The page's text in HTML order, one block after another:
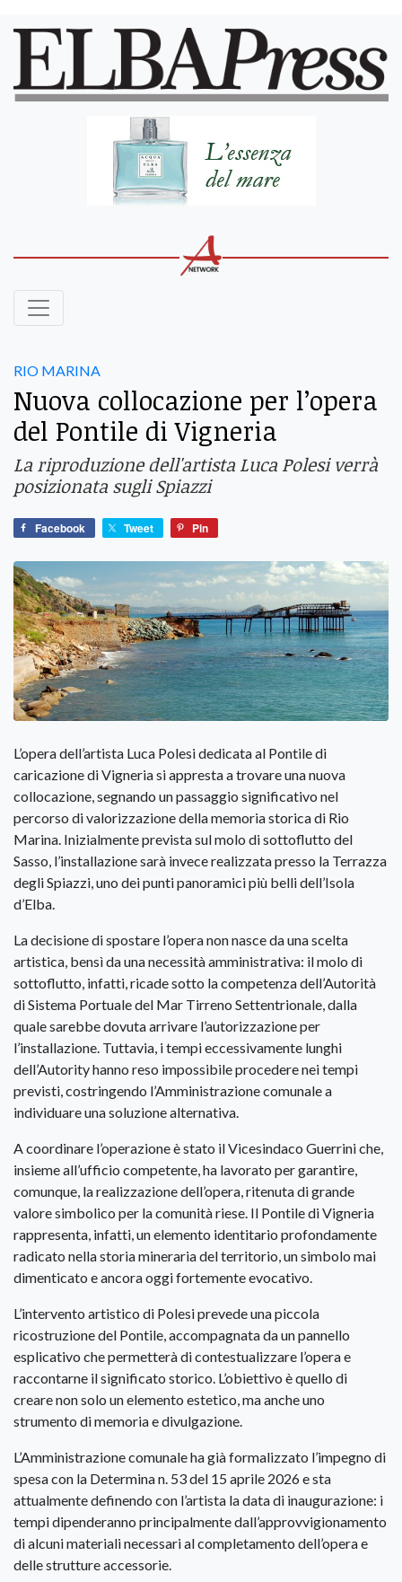
RIO MARINA
Nuova collocazione per l’opera
del Pontile di Vigneria
La riproduzione dell'artista Luca Polesi verrà
posizionata sugli Spiazzi
Facebook Tweet Pin
L’opera dell’artista Luca Polesi dedicata al Pontile di
caricazione di Vigneria si appresta a trovare una nuova
collocazione, segnando un passaggio significativo nel
percorso di valorizzazione della memoria storica di Rio
Marina. Inizialmente prevista sul molo di sottoflutto del
Sasso, l’installazione sarà invece realizzata presso la Terrazza
degli Spiazzi, uno dei punti panoramici più belli dell’Isola
d’Elba.
La decisione di spostare l’opera non nasce da una scelta
artistica, bensì da una necessità amministrativa: il molo di
sottoflutto, infatti, ricade sotto la competenza dell’Autorità
di Sistema Portuale del Mar Tirreno Settentrionale, dalla
quale sarebbe dovuta arrivare l’autorizzazione per
l’installazione. Tuttavia, i tempi eccessivamente lunghi
dell’Autority hanno reso impossibile procedere nei tempi
previsti, costringendo l’Amministrazione comunale a
individuare una soluzione alternativa.
A coordinare l’operazione è stato il Vicesindaco Guerrini che,
insieme all’ufficio competente, ha lavorato per garantire,
comunque, la realizzazione dell’opera, ritenuta di grande
valore simbolico per la comunità riese. Il Pontile di Vigneria
rappresenta, infatti, un elemento identitario profondamente
radicato nella storia mineraria del territorio, un simbolo mai
dimenticato e ancora oggi fortemente evocativo.
L’intervento artistico di Polesi prevede una piccola
ricostruzione del Pontile, accompagnata da un pannello
esplicativo che permetterà di contestualizzare l’opera e
raccontarne il significato storico. L’obiettivo è quello di
creare non solo un elemento estetico, ma anche uno
strumento di memoria e divulgazione.
L’Amministrazione comunale ha già formalizzato l’impegno di
spesa con la Determina n. 53 del 15 aprile 2026 e sta
attualmente definendo con l’artista la data di inaugurazione: i
tempi dipenderanno principalmente dall’approvvigionamento
di alcuni materiali necessari al completamento dell’opera e
delle strutture accessorie.